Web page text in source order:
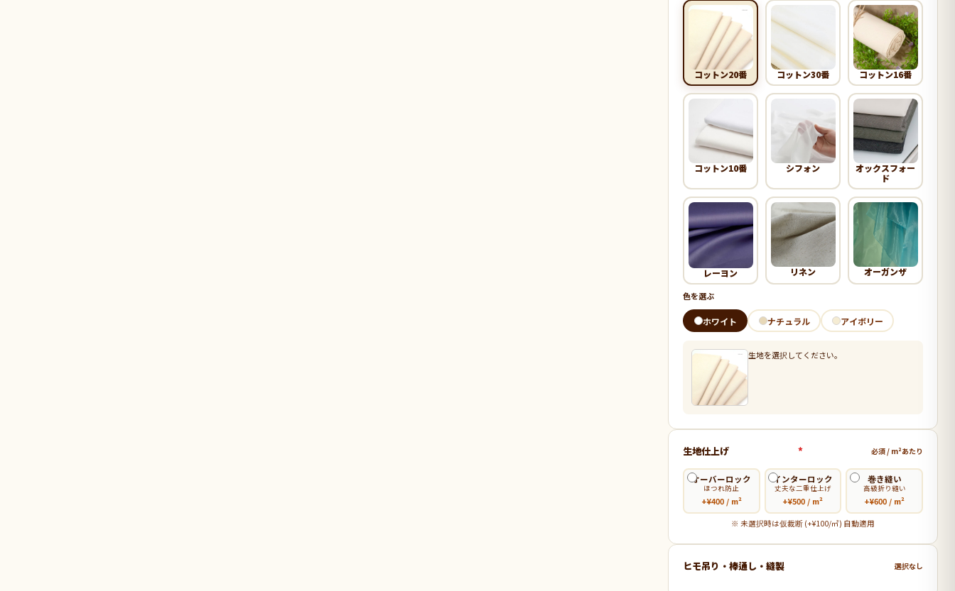
コットン20番 コットン30番 コットン16番
コットン10番 シフォン
オックスフォー
ド
レーヨン リネン オーガンザ
色を選ぶ
ホワイト ナチュラル アイボリー
生地を選択してください。
生地仕上げ * 必須 / m²あたり
オーバーロック
ほつれ防止
+¥400 / m²
インターロック
丈夫な二重仕上げ
+¥500 / m²
巻き縫い
高級折り縫い
+¥600 / m²
※ 未選択時は仮裁断 (+¥100/㎡) 自動適用
ヒモ吊り・棒通し・縫製 選択なし